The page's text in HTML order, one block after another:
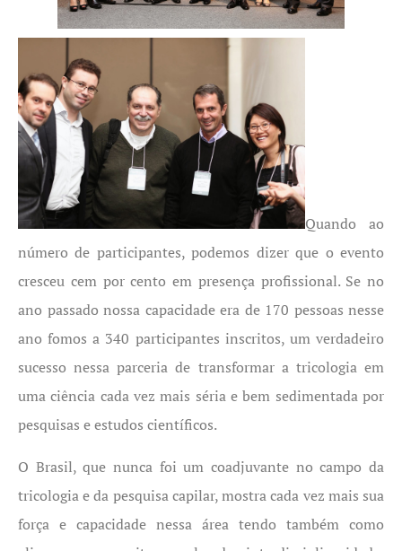
Quando ao
número de participantes, podemos dizer que o evento
cresceu cem por cento em presença profissional. Se no
ano passado nossa capacidade era de 170 pessoas nesse
ano fomos a 340 participantes inscritos, um verdadeiro
sucesso nessa parceria de transformar a tricologia em
uma ciência cada vez mais séria e bem sedimentada por
pesquisas e estudos científicos.
O Brasil, que nunca foi um coadjuvante no campo da
tricologia e da pesquisa capilar, mostra cada vez mais sua
força e capacidade nessa área tendo também como